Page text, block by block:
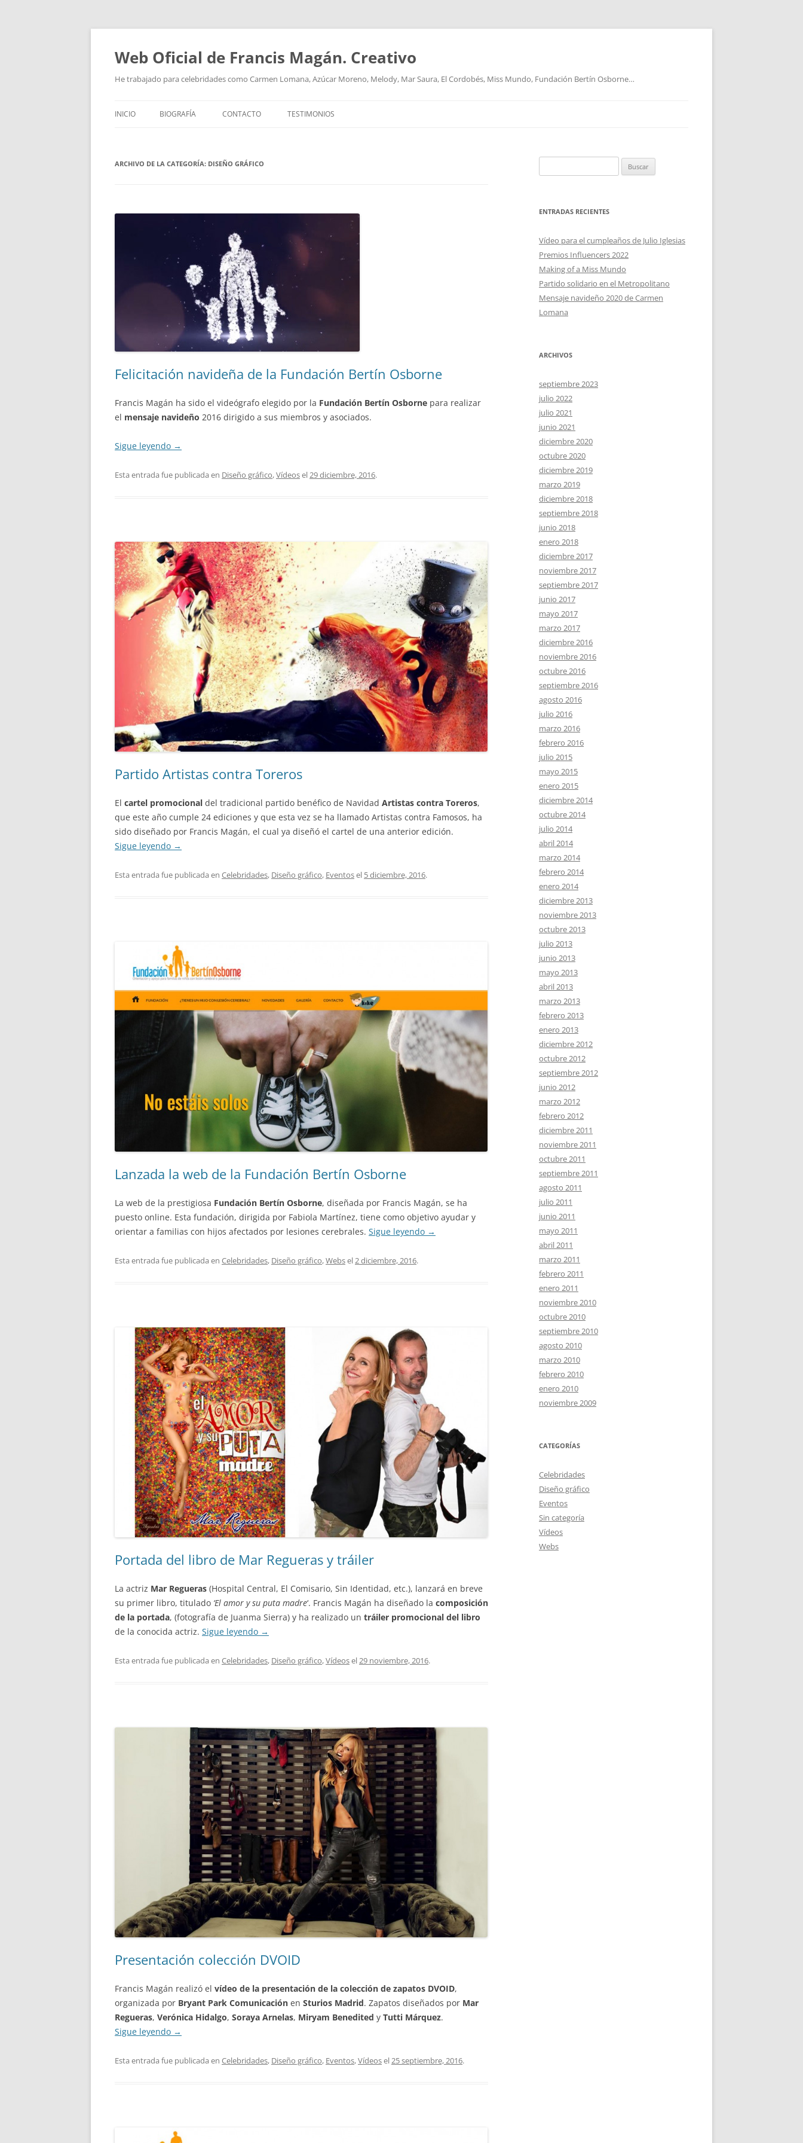
Saltar
contenido
Web Oficial de Francis Magán. Creativo
He trabajado para celebridades como Carmen Lomana, Azúcar Moreno, Melody, Mar Saura, El Cordobés, Miss Mundo, Fundación Bertín Osborne…
INICIO BIOGRAFÍA CONTACTO TESTIMONIOS
ARCHIVO DE LA CATEGORÍA: DISEÑO GRÁFICO
Felicitación navideña de la Fundación Bertín Osborne
Francis Magán ha sido el videógrafo elegido por la Fundación Bertín Osborne para realizar
el mensaje navideño 2016 dirigido a sus miembros y asociados.
Sigue leyendo →
Esta entrada fue publicada en Diseño gráfico,Vídeosel29 diciembre, 2016.
Partido Artistas contra Toreros
El cartel promocional del tradicional partido benéfico de Navidad Artistas contra Toreros,
que este año cumple 24 ediciones y que esta vez se ha llamado Artistas contra Famosos, ha
sido diseñado por Francis Magán, el cual ya diseñó el cartel de una anterior edición.
Sigue leyendo →
Esta entrada fue publicada en Celebridades, Diseño gráfico, Eventosel 5 diciembre, 2016.
Lanzada la web de la Fundación Bertín Osborne
La web de la prestigiosa Fundación Bertín Osborne, diseñada por Francis Magán, se ha
puesto online. Esta fundación, dirigida por Fabiola Martínez, tiene como objetivo ayudar y
orientar a familias con hijos afectados por lesiones cerebrales. Sigue leyendo →
Esta entrada fue publicada en Celebridades, Diseño gráfico,Websel2 diciembre, 2016.
Portada del libro de Mar Regueras y tráiler
La actriz Mar Regueras (Hospital Central, El Comisario, Sin Identidad, etc.), lanzará en breve
su primer libro, titulado ‘El amor y su puta madre‘. Francis Magán ha diseñado la composición
de la portada, (fotografía de Juanma Sierra) y ha realizado un tráiler promocional del libro
de la conocida actriz. Sigue leyendo →
Esta entrada fue publicada en Celebridades, Diseño gráfico,Vídeosel29 noviembre, 2016.
Presentación colección DVOID
Francis Magán realizó el vídeo de la presentación de la colección de zapatos DVOID,
organizada por Bryant Park Comunicación en Sturios Madrid. Zapatos diseñados por Mar
Regueras, Verónica Hidalgo, Soraya Arnelas, Miryam Benedited y Tutti Márquez.
Sigue leyendo →
Esta entrada fue publicada en Celebridades, Diseño gráfico, Eventos,Vídeosel25 septiembre, 2016.
ENTRADAS RECIENTES
Vídeo para el cumpleaños de Julio Iglesias
Premios Influencers 2022
Making of a Miss Mundo
Partido solidario en el Metropolitano
Mensaje navideño 2020 de Carmen
Lomana
ARCHIVOS
septiembre 2023
julio 2022
julio 2021
junio 2021
diciembre 2020
octubre 2020
diciembre 2019
marzo 2019
diciembre 2018
septiembre 2018
junio 2018
enero 2018
diciembre 2017
noviembre 2017
septiembre 2017
junio 2017
mayo 2017
marzo 2017
diciembre 2016
noviembre 2016
octubre 2016
septiembre 2016
agosto 2016
julio 2016
marzo 2016
febrero 2016
julio 2015
mayo 2015
enero 2015
diciembre 2014
octubre 2014
julio 2014
abril 2014
marzo 2014
febrero 2014
enero 2014
diciembre 2013
noviembre 2013
octubre 2013
julio 2013
junio 2013
mayo 2013
abril 2013
marzo 2013
febrero 2013
enero 2013
diciembre 2012
octubre 2012
septiembre 2012
junio 2012
marzo 2012
febrero 2012
diciembre 2011
noviembre 2011
octubre 2011
septiembre 2011
agosto 2011
julio 2011
junio 2011
mayo 2011
abril 2011
marzo 2011
febrero 2011
enero 2011
noviembre 2010
octubre 2010
septiembre 2010
agosto 2010
marzo 2010
febrero 2010
enero 2010
noviembre 2009
CATEGORÍAS
Celebridades
Diseño gráfico
Eventos
Sin categoría
Vídeos
Webs